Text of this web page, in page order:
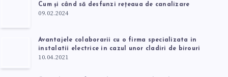
Cum și când să desfunzi rețeaua de canalizare
09.02.2024
Avantajele colaborarii cu o firma specializata in
instalatii electrice in cazul unor cladiri de birouri
10.04.2021